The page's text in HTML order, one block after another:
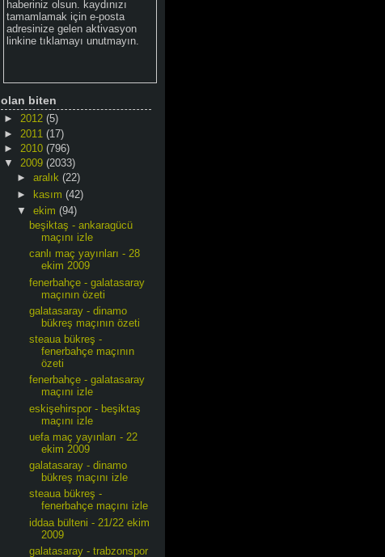
haberiniz olsun. kaydınızı
tamamlamak için e-posta
adresinize gelen aktivasyon
linkine tıklamayı unutmayın.
olan biten
► 2012 (5)
► 2011 (17)
► 2010 (796)
▼ 2009 (2033)
► aralık (22)
► kasım (42)
▼ ekim (94)
beşiktaş - ankaragücü
maçını izle
canlı maç yayınları - 28
ekim 2009
fenerbahçe - galatasaray
maçının özeti
galatasaray - dinamo
bükreş maçının özeti
steaua bükreş -
fenerbahçe maçının
özeti
fenerbahçe - galatasaray
maçını izle
eskişehirspor - beşiktaş
maçını izle
uefa maç yayınları - 22
ekim 2009
galatasaray - dinamo
bükreş maçını izle
steaua bükreş -
fenerbahçe maçını izle
iddaa bülteni - 21/22 ekim
2009
galatasaray - trabzonspor